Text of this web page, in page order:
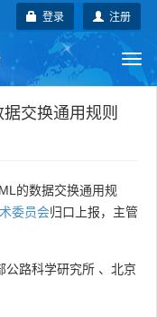
注册
登录
地方标准
交换通用规则
的数据交换通用规
委员会归口上报，主管
公路科学研究所 、 北京